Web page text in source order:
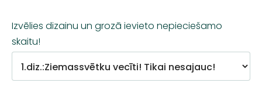
Izvēlies dizainu un grozā ievieto nepieciešamo
skaitu!